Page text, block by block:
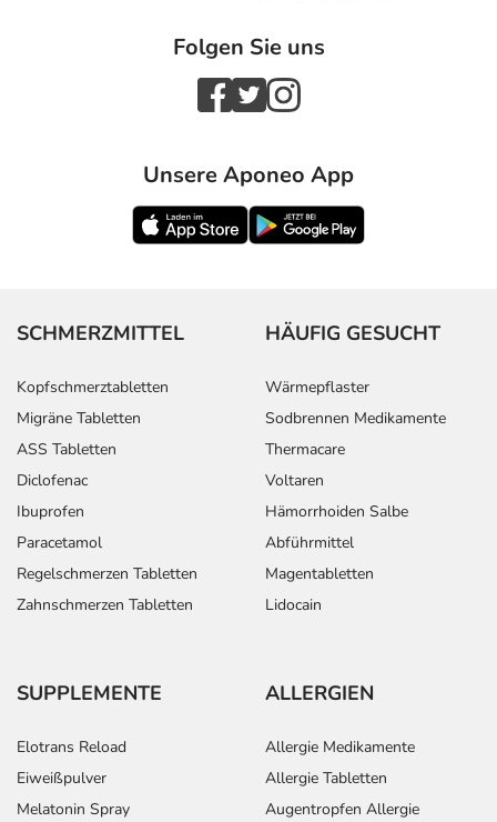
Folgen Sie uns
Unsere Aponeo App
SCHMERZMITTEL
Kopfschmerztabletten
Migräne Tabletten
ASS Tabletten
Diclofenac
Ibuprofen
Paracetamol
Regelschmerzen Tabletten
Zahnschmerzen Tabletten
HÄUFIG GESUCHT
Wärmepflaster
Sodbrennen Medikamente
Thermacare
Voltaren
Hämorrhoiden Salbe
Abführmittel
Magentabletten
Lidocain
SUPPLEMENTE
Elotrans Reload
Eiweißpulver
Melatonin Spray
ALLERGIEN
Allergie Medikamente
Allergie Tabletten
Augentropfen Allergie